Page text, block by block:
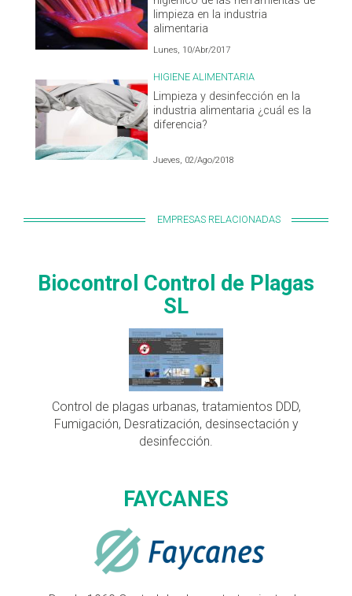
limpieza en la industria
alimentaria
Lunes, 10/Abr/2017
HIGIENE ALIMENTARIA
Limpieza y desinfección en la
industria alimentaria ¿cuál es la
diferencia?
Jueves, 02/Ago/2018
EMPRESAS RELACIONADAS
Biocontrol Control de Plagas
SL
Control de plagas urbanas, tratamientos DDD,
Fumigación, Desratización, desinsectación y
desinfección.
FAYCANES